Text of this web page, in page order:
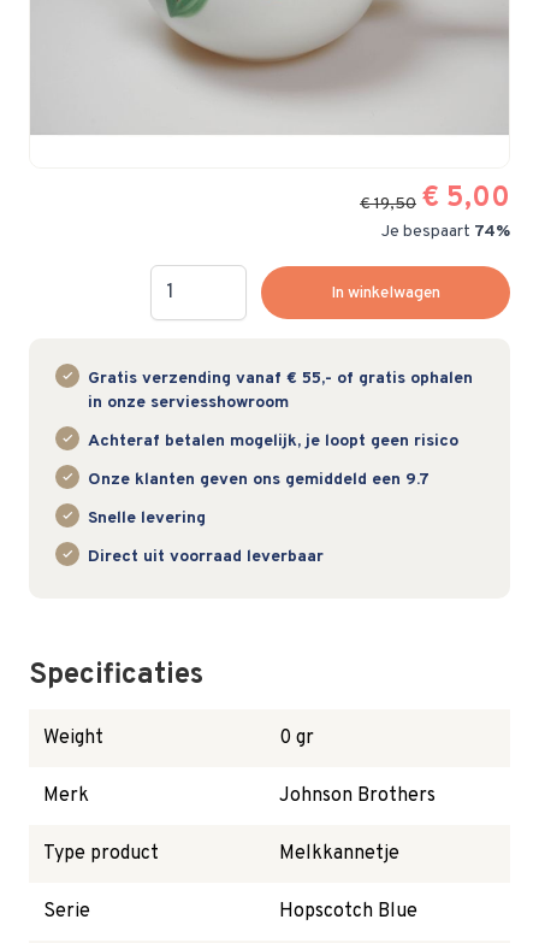
Nog 2 items op voorraad
Johnson Brothers
Hopscotch Blue
chevron_right
€ 19,50 € 5,00
Je bespaart 74%
Hoeveelheid
In winkelwagen
Gratis verzending vanaf € 55,- of gratis ophalen
in onze serviesshowroom
Achteraf betalen mogelijk, je loopt geen risico
Onze klanten geven ons gemiddeld een 9.7
Snelle levering
Direct uit voorraad leverbaar
Specificaties
Weight 0 gr
Merk Johnson Brothers
Type product Melkkannetje
Serie Hopscotch Blue